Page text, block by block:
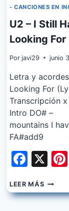
- CANCIONES EN
U2 – I Still
Looking For
Por javi29 junio
Letra y
Looking For
Transcripción
Intro DO# –
mountains I
FA#add9
X
LEER MÁSU2
–
I